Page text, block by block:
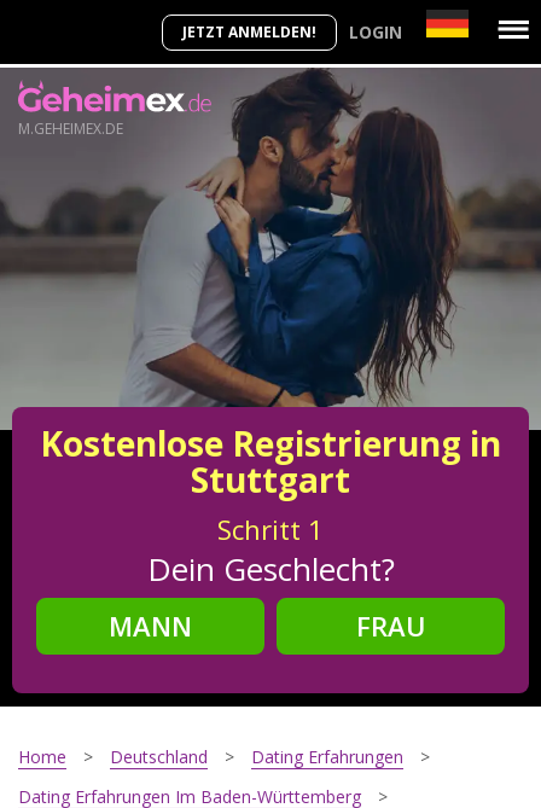
JETZT ANMELDEN! LOGIN
M.GEHEIMEX.DE
Kostenlose Registrierung in
Stuttgart
Schritt 1
Dein Geschlecht?
MANN
FRAU
Schritt2
Home Deutschland
Dating Erfahrungen
Dating Erfahrungen Im Baden-Württemberg